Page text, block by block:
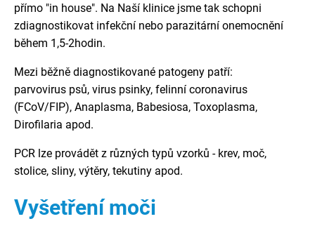
přímo "in house". Na Naší klinice jsme tak schopni
zdiagnostikovat infekční nebo parazitární onemocnění
během 1,5-2hodin.
Mezi běžně diagnostikované patogeny patří:
parvovirus psů, virus psinky, felinní coronavirus
(FCoV/FIP), Anaplasma, Babesiosa, Toxoplasma,
Dirofilaria apod.
PCR lze provádět z různých typů vzorků - krev, moč,
stolice, sliny, výtěry, tekutiny apod.
Vyšetření moči